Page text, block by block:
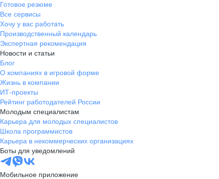
Готовое резюме
Все сервисы
Хочу у вас работать
Производственный календарь
Экспертная рекомендация
Новости и статьи
Блог
О компаниях в игровой форме
Жизнь в компании
ИТ-проекты
Рейтинг работодателей России
Молодым специалистам
Карьера для молодых специалистов
Школа программистов
Карьера в некоммерческих организациях
Боты для уведомлений
Мобильное приложение